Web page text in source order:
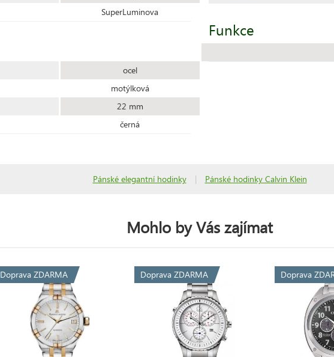
SuperLuminova
ocel
motýlková
22 mm
černá
Funkce
Pánské elegantní hodinky | Pánské hodinky Calvin Klein
Mohlo by Vás zajímat
Doprava ZDARMA Doprava ZDARMA Doprava